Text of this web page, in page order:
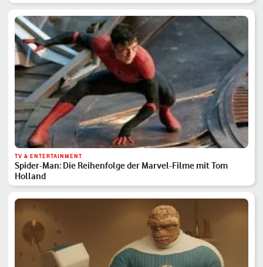
TV & ENTERTAINMENT
Spider-Man: Die Reihenfolge der Marvel-Filme mit Tom
Holland